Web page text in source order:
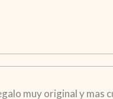
muy original y mas